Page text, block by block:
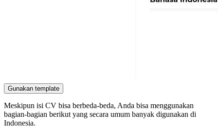
Gunakan template
Meskipun isi CV bisa berbeda-beda, Anda bisa menggunakan
bagian-bagian berikut yang secara umum banyak digunakan di
Indonesia.